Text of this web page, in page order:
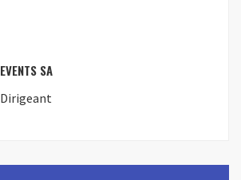
EVENTS SA
Dirigeant